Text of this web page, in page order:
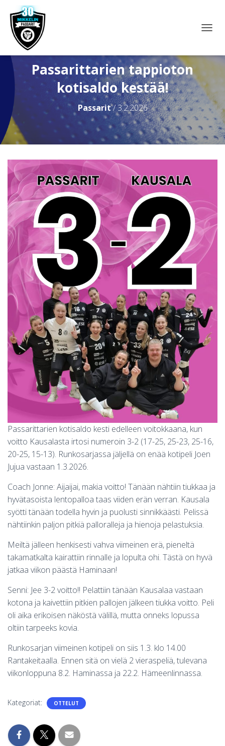
V
O
N
T
I
Ä
L
O
I
S
Passarittarien tappioton
kotisaldo kestää!
Passarit/3.2.2026
Passarittarien kotisaldo kesti edelleen voitokkaana, kun
voitto Kausalasta irtosi numeroin 3-2 (17-25, 25-23, 25-16,
20-25, 15-13). Runkosarjassa jäljellä on enää kotipeli Joen
Jujua vastaan 1.3.2026.
Coach Jonne: Aijaijai, makia voitto! Tänään nähtiin tiukkaa ja
hyvätasoista lentopalloa taas viiden erän verran. Kausala
syötti tänään todella hyvin ja puolusti sinnikkäästi. Pelissä
nähtiinkin paljon pitkiä palloralleja ja hienoja pelastuksia.
Meiltä jälleen henkisesti vahva viimeinen erä, pieneltä
takamatkalta kairattiin rinnalle ja lopulta ohi. Tästä on hyvä
jatkaa viikon päästä Haminaan!
Senni: Jee 3-2 voitto!! Pelattiin tänään Kausalaa vastaan
kotona ja kaivettiin pitkien pallojen jälkeen tiukka voitto. Peli
oli aika erikoisen näköstä välillä, mutta onneks lopussa
oltiin tarpeeks kovia.
Runkosarjan viimeinen kotipeli on siis 1.3. klo 14.00
Rantakeitaalla. Ennen sitä on vielä 2 vieraspeliä, tulevana
viikonloppuna 8.2. Haminassa ja 22.2. Hämeenlinnassa.
Kategoriat: OTTELUT